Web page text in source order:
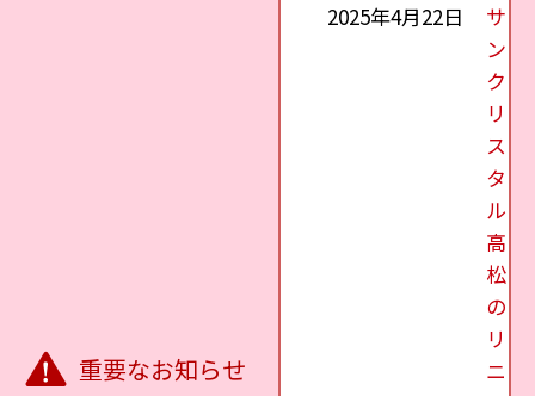
重要なお知らせ
2025年4月22日
サ
ン
ク
リ
ス
タ
ル
高
松
の
リ
ニ